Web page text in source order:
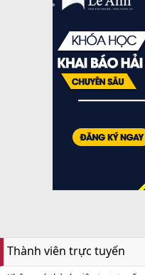
Thành viên trực tuyến